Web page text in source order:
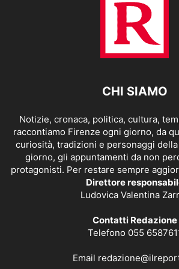
CHI SIAMO
Notizie, cronaca, politica, cultura,
raccontiamo Firenze ogni giorno, da
curiosità, tradizioni e personaggi
giorno, gli appuntamenti da non
protagonisti. Per restare sempre
Direttore
Ludovica Valentina
Contatti Redazione
Telefono 055
Email